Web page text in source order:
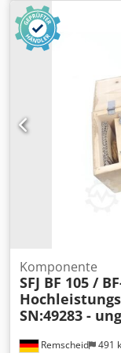
gem. Fotos Crsdpfx
Remscheid 491
Komponente
SFJ BF 105 /
SN:49283 -